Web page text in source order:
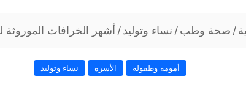
/ صحة وطب / نساء وتوليد / أشهر الخرافات الموروثة
أمومة وطفولة الأسرة نساء وتوليد